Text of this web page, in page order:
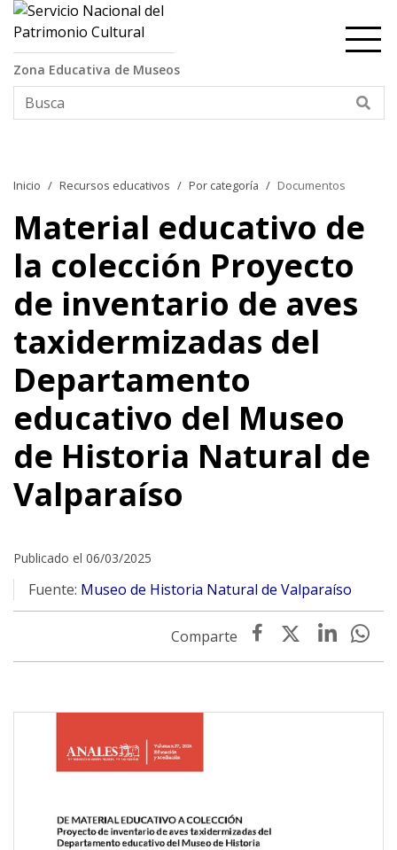
Contenido principal
Zona Educativa de Museos
Inicio Recursos educativos Por categoría Documentos
Material educativo de
la colección Proyecto
de inventario de aves
taxidermizadas del
Departamento
educativo del Museo
de Historia Natural de
Valparaíso
Publicado el 06/03/2025
Fuente: Museo de Historia Natural de Valparaíso